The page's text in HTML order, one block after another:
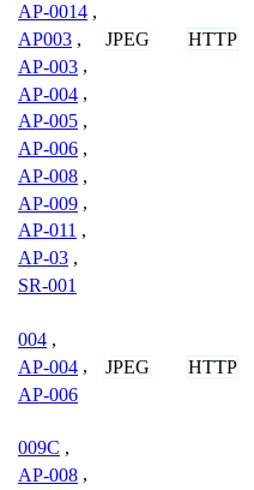
AP-0014 ,
AP003 ,
AP-003 ,
AP-004 ,
AP-005 ,
AP-006 ,
AP-008 ,
AP-009 ,
AP-011 ,
AP-03 ,
SR-001
JPEG HTTP
004 ,
AP-004 ,
AP-006
JPEG HTTP
009C ,
AP-008 ,